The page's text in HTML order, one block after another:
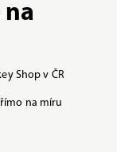
na
Shop v ČR
na míru